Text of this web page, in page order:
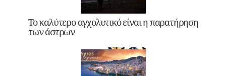
Το καλύτερο αγχολυτικό είναι η παρατήρηση
των άστρων